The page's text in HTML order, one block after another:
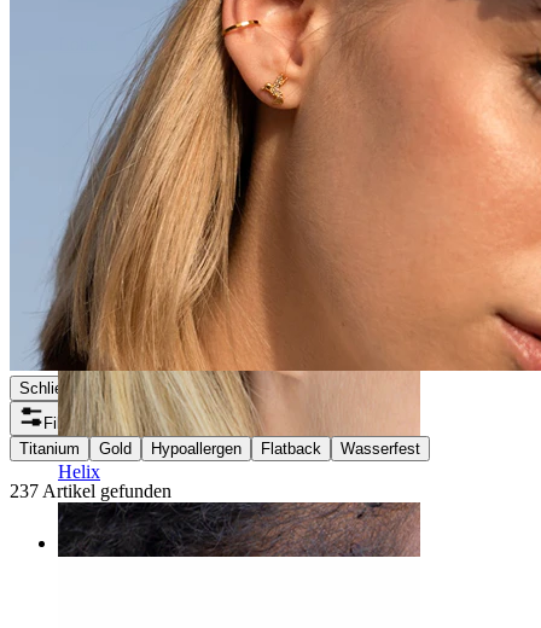
Helix
Schließen
Filter
Titanium
Gold Hypoallergen Flatback Wasserfest
237 Artikel gefunden